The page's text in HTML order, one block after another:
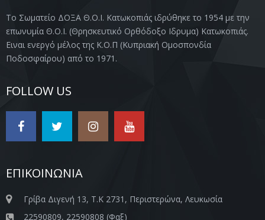
Το Σωματείο ΔΟΞΑ Θ.Ο.Ι. Κατωκοπιάς ιδρύθηκε το 1954 με την
επωνυμία Θ.Ο.Ι. (Θρησκευτικό Ορθόδοξο Ιδρυμα) Κατωκοπιάς.
Ειναι ενεργό μέλος της Κ.Ο.Π (Κυπριακή Ομοσπονδία
Ποδοσφαίρου) από το 1971.
FOLLOW US
ΕΠΙΚΟΙΝΩΝΙΑ
Γρίβα Διγενή 13, Τ.Κ 2731, Περιστερώνα, Λευκωσία
22590809, 22590808 (Φαξ)